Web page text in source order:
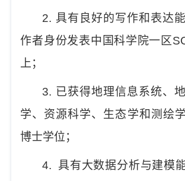
2. 具有良好的写作和表达
作者身份发表中国科学院一区
上；
3. 已获得地理信息系统、
学、资源科学、生态学和测绘
博士学位；
4. 具有大数据分析与建模能